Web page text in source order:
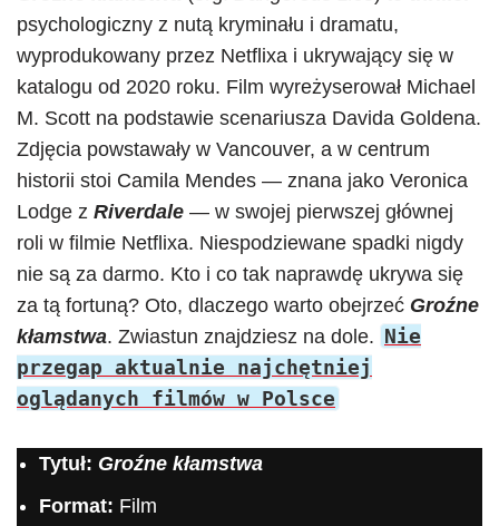
psychologiczny z nutą kryminału i dramatu,
wyprodukowany przez Netflixa i ukrywający się w
katalogu od 2020 roku. Film wyreżyserował Michael
M. Scott na podstawie scenariusza Davida Goldena.
Zdjęcia powstawały w Vancouver, a w centrum
historii stoi Camila Mendes — znana jako Veronica
Lodge z Riverdale — w swojej pierwszej głównej
roli w filmie Netflixa. Niespodziewane spadki nigdy
nie są za darmo. Kto i co tak naprawdę ukrywa się
za tą fortuną? Oto, dlaczego warto obejrzeć Groźne
kłamstwa. Zwiastun znajdziesz na dole. Nie
przegap aktualnie najchętniej
oglądanych filmów w Polsce
Tytuł: Groźne kłamstwa
Format: Film